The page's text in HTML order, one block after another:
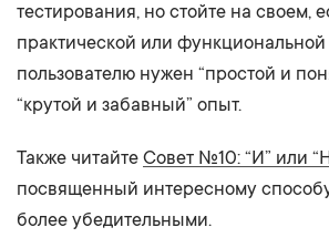
тестирования, но стойте на своем,
практической или
пользователю нужен “простой и
“крутой и забавный” опыт.
Также читайте Совет №10: “И” или
посвященный интересному
более убедительными.